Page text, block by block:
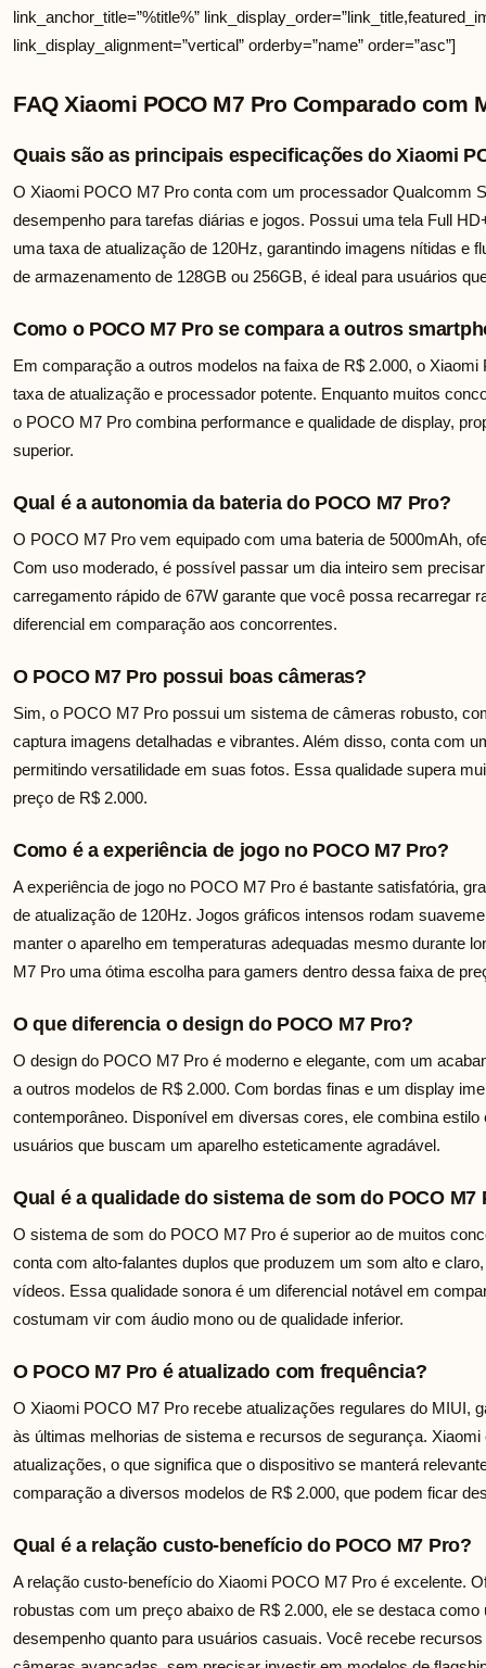
link_anchor_title=”%title%”
link_display_alignment=”vertical” orderby=”name” order=”asc”]
FAQ Xiaomi POCO M7 Pro Comparado com
Quais são as principais especificações do Xiaomi
O Xiaomi POCO M7 Pro conta com um processador Qualcomm
desempenho para tarefas diárias e jogos. Possui uma tela Full
uma taxa de atualização de 120Hz, garantindo imagens nítidas e
de armazenamento de 128GB ou 256GB, é ideal para usuários
Como o POCO M7 Pro se compara a outros
Em comparação a outros modelos na faixa de R$ 2.000, o
taxa de atualização e processador potente. Enquanto muitos
o POCO M7 Pro combina performance e qualidade de display,
superior.
Qual é a autonomia da bateria do POCO M7 Pro?
O POCO M7 Pro vem equipado com uma bateria de 5000mAh,
Com uso moderado, é possível passar um dia inteiro sem
carregamento rápido de 67W garante que você possa recarregar
diferencial em comparação aos concorrentes.
O POCO M7 Pro possui boas câmeras?
Sim, o POCO M7 Pro possui um sistema de câmeras robusto,
captura imagens detalhadas e vibrantes. Além disso, conta com
permitindo versatilidade em suas fotos. Essa qualidade supera
preço de R$ 2.000.
Como é a experiência de jogo no POCO M7 Pro?
A experiência de jogo no POCO M7 Pro é bastante satisfatória,
de atualização de 120Hz. Jogos gráficos intensos rodam
manter o aparelho em temperaturas adequadas mesmo durante
M7 Pro uma ótima escolha para gamers dentro dessa faixa de
O que diferencia o design do POCO M7 Pro?
O design do POCO M7 Pro é moderno e elegante, com um
a outros modelos de R$ 2.000. Com bordas finas e um display
contemporâneo. Disponível em diversas cores, ele combina
usuários que buscam um aparelho esteticamente agradável.
Qual é a qualidade do sistema de som do POCO M7
O sistema de som do POCO M7 Pro é superior ao de muitos
conta com alto-falantes duplos que produzem um som alto e
vídeos. Essa qualidade sonora é um diferencial notável em
costumam vir com áudio mono ou de qualidade inferior.
O POCO M7 Pro é atualizado com frequência?
O Xiaomi POCO M7 Pro recebe atualizações regulares do MIUI,
às últimas melhorias de sistema e recursos de segurança.
atualizações, o que significa que o dispositivo se manterá
comparação a diversos modelos de R$ 2.000, que podem ficar
Qual é a relação custo-benefício do POCO M7 Pro?
A relação custo-benefício do Xiaomi POCO M7 Pro é excelente.
robustas com um preço abaixo de R$ 2.000, ele se destaca
desempenho quanto para usuários casuais. Você recebe